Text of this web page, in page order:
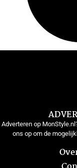
Adverteren op
ons op om de